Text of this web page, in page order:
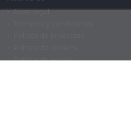
Aviso legal
Política de envíos